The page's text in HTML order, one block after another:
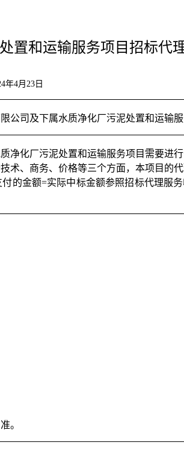
置和运输服务项目招标代
年4月23日
公司及下属水质净化厂污泥处置和运输服
净化厂污泥处置和运输服务项目 需要进
术、商务、价格等三个方面，本项目的
的金额=实际中标金额参照招标代理服
。